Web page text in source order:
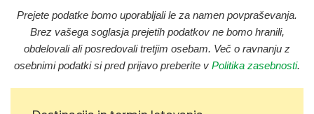
Prejete podatke bomo uporabljali le za namen povpraševanja.
Brez vašega soglasja prejetih podatkov ne bomo hranili,
obdelovali ali posredovali tretjim osebam. Več o ravnanju z
osebnimi podatki si pred prijavo preberite v Politika zasebnosti.